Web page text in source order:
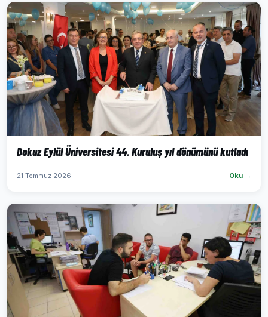
Dokuz Eylül Üniversitesi 44. Kuruluş yıl dönümünü kutladı
21 Temmuz 2026 Oku →